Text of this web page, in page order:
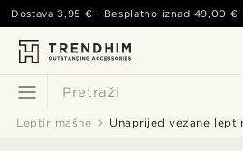
Pretraži
Dostava3,95 € - Besplatno iznad 49,00 €
Leptir mašne Unaprijed vezane